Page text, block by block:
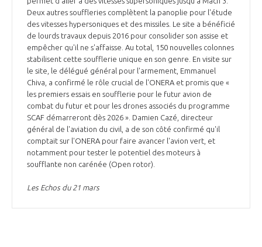
Deux autres souffleries complètent la panoplie pour l'étude
des vitesses hypersoniques et des missiles. Le site a bénéficié
de lourds travaux depuis 2016 pour consolider son assise et
empêcher qu'il ne s'affaisse. Au total, 150 nouvelles colonnes
stabilisent cette soufflerie unique en son genre. En visite sur
le site, le délégué général pour l'armement, Emmanuel
Chiva, a confirmé le rôle crucial de l'ONERA et promis que «
les premiers essais en soufflerie pour le futur avion de
combat du futur et pour les drones associés du programme
SCAF démarreront dès 2026 ». Damien Cazé, directeur
général de l'aviation du civil, a de son côté confirmé qu'il
comptait sur l'ONERA pour faire avancer l'avion vert, et
notamment pour tester le potentiel des moteurs à
soufflante non carénée (Open rotor).
Les Echos du 21 mars